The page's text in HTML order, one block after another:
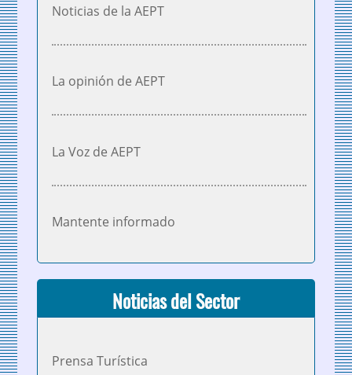
Noticias de la AEPT
La opinión de AEPT
La Voz de AEPT
Mantente informado
Noticias del Sector
Prensa Turística